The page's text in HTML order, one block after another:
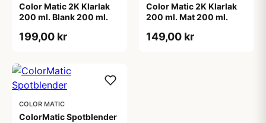
Color Matic 2K Klarlak
200 ml. Blank 200 ml.
199,00 kr
Color Matic 2K Klarlak
200 ml. Mat 200 ml.
149,00 kr
COLOR MATIC
ColorMatic Spotblender